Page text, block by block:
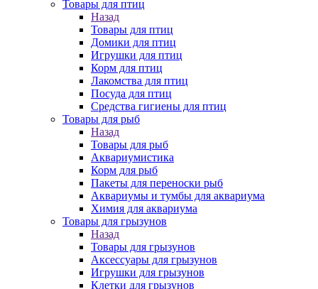
Товары для птиц
Назад
Товары для птиц
Домики для птиц
Игрушки для птиц
Корм для птиц
Лакомства для птиц
Посуда для птиц
Средства гигиены для птиц
Товары для рыб
Назад
Товары для рыб
Аквариумистика
Корм для рыб
Пакеты для переноски рыб
Аквариумы и тумбы для аквариума
Химия для аквариума
Товары для грызунов
Назад
Товары для грызунов
Аксессуары для грызунов
Игрушки для грызунов
Клетки для грызунов